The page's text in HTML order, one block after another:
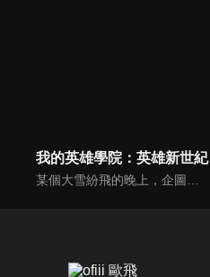
我的英雄學院：英雄新世紀
某個大雪紛飛的晚上，企圖破壞英雄社會的死柄木弔等人正打算秘密運送某樣「神秘物件」。事前已掌握他們動向的英雄們趕到現場、跟他們展開了一場激戰。混亂之中，死柄木弔等人帶著神秘物件逃走，並留下一句「實驗已經成功了」。